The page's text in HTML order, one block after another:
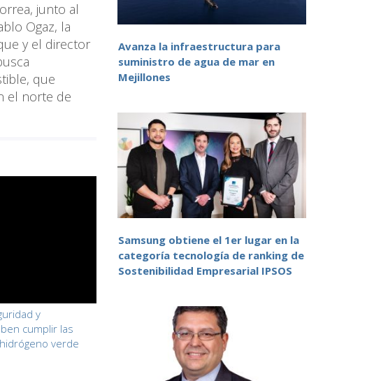
junto al
Ogaz, la
y el director
que
el norte de
y
cumplir las
verde
Avanza la infraestructura para
suministro de agua de mar en
Mejillones
Samsung obtiene el 1er lugar en la
categoría tecnología de ranking de
Sostenibilidad Empresarial IPSOS